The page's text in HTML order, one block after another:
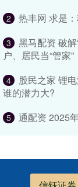
2 热丰网 求是
3
黑马配资 破
户、居民当“管家”
4
股民之家 锂
谁的潜力大?
5 通配资 2025